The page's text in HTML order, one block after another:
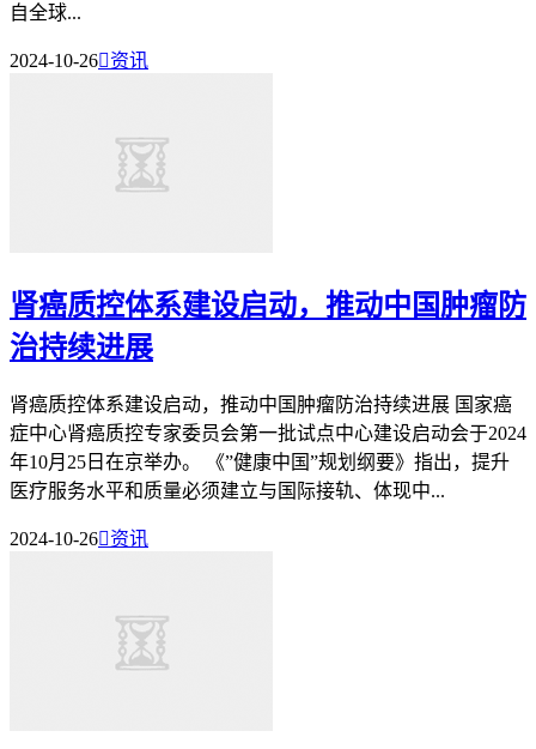
自全球...
2024-10-26资讯
肾癌质控体系建设启动，推动中国肿瘤防
治持续进展
肾癌质控体系建设启动，推动中国肿瘤防治持续进展 国家癌
症中心肾癌质控专家委员会第一批试点中心建设启动会于2024
年10月25日在京举办。 《”健康中国”规划纲要》指出，提升
医疗服务水平和质量必须建立与国际接轨、体现中...
2024-10-26资讯